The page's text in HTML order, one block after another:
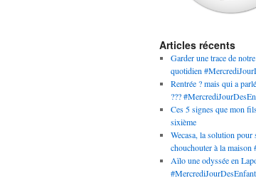
Articles récents
Garder une trace de
quotidien
Rentrée ? mais qui a
???
Ces 5 signes que mon
sixième
Wecasa, la solution pour
chouchouter à la maison
Aïlo une odyssée en